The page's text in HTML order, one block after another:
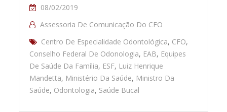
08/02/2019
Assessoria De Comunicação Do CFO
Centro De Especialidade Odontológica, CFO,
Conselho Federal De Odonologia, EAB, Equipes
De Saúde Da Família, ESF, Luiz Henrique
Mandetta, Ministério Da Saúde, Ministro Da
Saúde, Odontologia, Saúde Bucal